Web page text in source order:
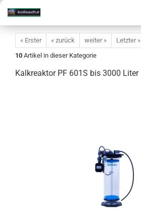
« Erster « zurück weiter »
Letzter »
10 Artikel in dieser Kategorie
Kalkreaktor PF 601S bis 3000 Liter